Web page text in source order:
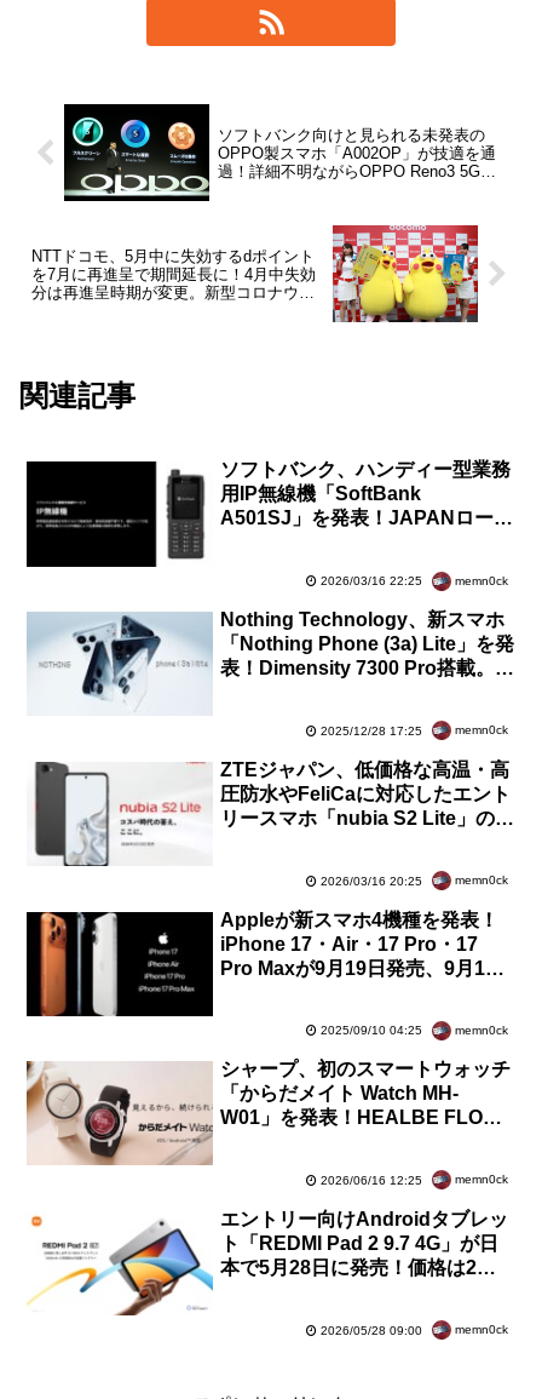
ソフトバンク向けと見られる未発表の
OPPO製スマホ「A002OP」が技適を通
過！詳細不明ながらOPPO Reno3 5Gに
NTTドコモ、5月中に失効するdポイント
を7月に再進呈で期間延長に！4月中失効
分は再進呈時期が変更。新型コロナウイ
関連記事
ソフトバンク、ハンディー型業務
用IP無線機「SoftBank
A501SJ」を発表！JAPANローミ
2026/03/16 22:25 memn0ck
Nothing Technology、新スマホ
「Nothing Phone (3a) Lite」を発
表！Dimensity 7300 Pro搭載。日
2025/12/28 17:25 memn0ck
ZTEジャパン、低価格な高温・高
圧防水やFeliCaに対応したエント
リースマホ「nubia S2 Lite」のメ
2026/03/16 20:25 memn0ck
Appleが新スマホ4機種を発表！
iPhone 17・Air・17 Pro・17
Pro Maxが9月19日発売、9月12
2025/09/10 04:25 memn0ck
シャープ、初のスマートウォッチ
「からだメイト Watch MH-
W01」を発表！HEALBE FLOW
2026/06/16 12:25 memn0ck
エントリー向けAndroidタブレッ
ト「REDMI Pad 2 9.7 4G」が日
本で5月28日に発売！価格は2万
2026/05/28 09:00 memn0ck